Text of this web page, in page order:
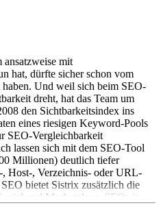
ansatzweise mit
hat, dürfte sicher schon vom
Und weil sich beim SEO-
dreht, hat das Team um
den Sichtbarkeitsindex ins
eines riesigen Keyword-Pools
SEO-Vergleichbarkeit
lassen sich mit dem SEO-Tool
Millionen) deutlich tiefer
Host-, Verzeichnis- oder URL-
bietet Sistrix zusätzlich die
und Marketplace. SEOs in
nutzen.